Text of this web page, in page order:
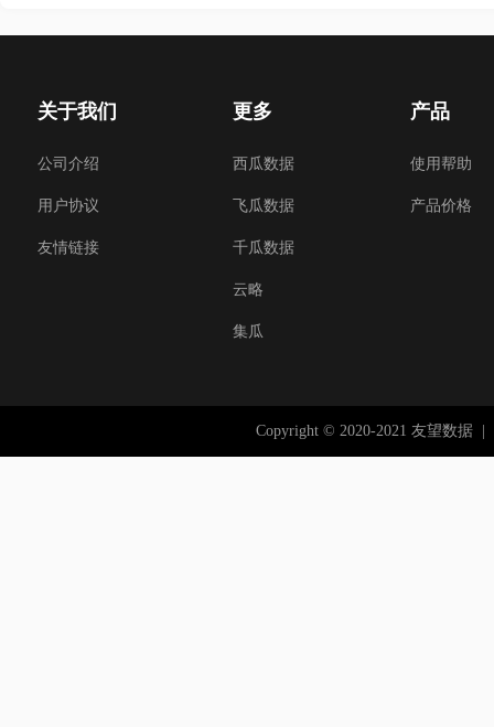
关于我们
公司介绍
用户协议
友情链接
更多
西瓜数据
飞瓜数据
千瓜数据
云略
集瓜
产品
使用帮助
产品价格
Copyright © 2020-2021 友望数据